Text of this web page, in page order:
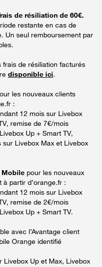
de résiliation de 60€.
restante en cas de
Un seul remboursement par
frais de résiliation facturés
disponible ici.
les nouveaux clients
:
12 mois sur Livebox
remise de 7€/mois
Up + Smart TV,
Livebox Max et Livebox
Mobile pour les nouveaux
partir d’orange.fr :
12 mois sur Livebox
remise de 2€/mois
Up + Smart TV.
avec l’Avantage client
Orange identifié
Livebox Up et Max, Livebox